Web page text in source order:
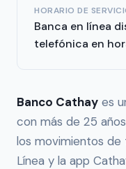
HORARIO DE
Banca en línea
telefónica en
Banco Cathay es
con más de 25
los movimientos de
Línea y la app